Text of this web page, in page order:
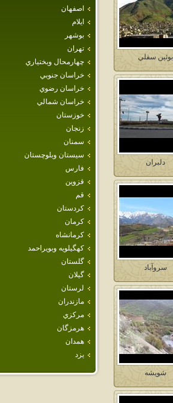
اصفهان
ايلام
بوشهر
تهران
چهارمحال وبختياري
خراسان جنوبي
خراسان رضوي
خراسان شمالي
خوزستان
زنجان
سمنان
سيستان وبلوچستان
فارس
قزوين
قم
كردستان
كرمان
كرمانشاه
كهگيلويه وبويراحمد
گلستان
گيلان
لرستان
مازندران
مركزي
هرمزگان
همدان
يزد
بوئين سفلي
دلبران
سروآباد
شويشه